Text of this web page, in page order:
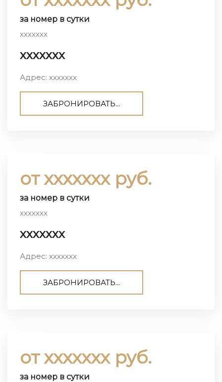
за номер в сутки
ххххххх
ххххххх
Адрес: ххххххх
ЗАБРОНИРОВАТЬ...
от ххххххх руб.
за номер в сутки
ххххххх
ххххххх
Адрес: ххххххх
ЗАБРОНИРОВАТЬ...
от ххххххх руб.
за номер в сутки